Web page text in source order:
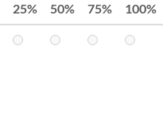
25%
50%
75%
100%